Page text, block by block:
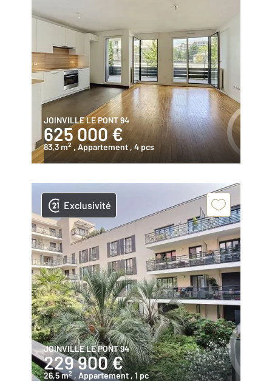
JOINVILLE LE PONT 94
625 000 €
83,3 m2 , Appartement , 4 pcs
Exclusivité
JOINVILLE LE PONT 94
229 900 €
26,5 m2 , Appartement , 1 pc